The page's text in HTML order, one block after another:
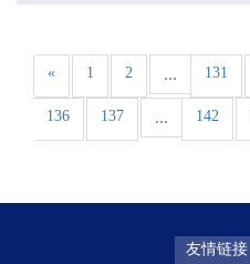
« 1 2 ... 131
136 137 ... 142
友情链接